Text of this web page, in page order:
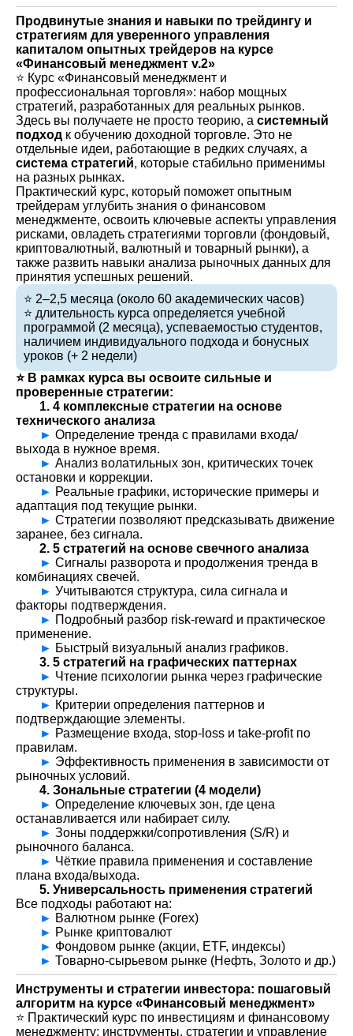
Продвинутые знания и навыки по трейдингу и
стратегиям для уверенного управления
капиталом опытных трейдеров на курсе
«Финансовый менеджмент v.2»
⭐️ Курс «Финансовый менеджмент и
профессиональная торговля»: набор мощных
стратегий, разработанных для реальных рынков.
Здесь вы получаете не просто теорию, а системный
подход к обучению доходной торговле. Это не
отдельные идеи, работающие в редких случаях, а
система стратегий, которые стабильно применимы
на разных рынках.
Практический курс, который поможет опытным
трейдерам углубить знания о финансовом
менеджменте, освоить ключевые аспекты управления
рисками, овладеть стратегиями торговли (фондовый,
криптовалютный, валютный и товарный рынки), а
также развить навыки анализа рыночных данных для
принятия успешных решений.
⭐️ 2–2,5 месяца (около 60 академических часов)
⭐️ длительность курса определяется учебной
программой (2 месяца), успеваемостью студентов,
наличием индивидуального подхода и бонусных
уроков (+ 2 недели)
⭐️ В рамках курса вы освоите сильные и
проверенные стратегии:
1. 4 комплексные стратегии на основе
технического анализа
► Определение тренда с правилами входа/
выхода в нужное время.
► Анализ волатильных зон, критических точек
остановки и коррекции.
► Реальные графики, исторические примеры и
адаптация под текущие рынки.
► Стратегии позволяют предсказывать движение
заранее, без сигнала.
2. 5 стратегий на основе свечного анализа
► Сигналы разворота и продолжения тренда в
комбинациях свечей.
► Учитываются структура, сила сигнала и
факторы подтверждения.
► Подробный разбор risk-reward и практическое
применение.
► Быстрый визуальный анализ графиков.
3. 5 стратегий на графических паттернах
► Чтение психологии рынка через графические
структуры.
► Критерии определения паттернов и
подтверждающие элементы.
► Размещение входа, stop-loss и take-profit по
правилам.
► Эффективность применения в зависимости от
рыночных условий.
4. Зональные стратегии (4 модели)
► Определение ключевых зон, где цена
останавливается или набирает силу.
► Зоны поддержки/сопротивления (S/R) и
рыночного баланса.
► Чёткие правила применения и составление
плана входа/выхода.
5. Универсальность применения стратегий
Все подходы работают на:
► Валютном рынке (Forex)
► Рынке криптовалют
► Фондовом рынке (акции, ETF, индексы)
► Товарно-сырьевом рынке (Нефть, Золото и др.)
Инструменты и стратегии инвестора: пошаговый
алгоритм на курсе «Финансовый менеджмент»
⭐️ Практический курс по инвестициям и финансовому
менеджменту: инструменты, стратегии и управление